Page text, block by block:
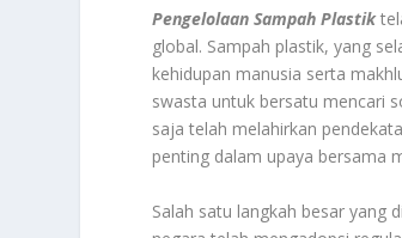
Pengelolaan Sampah Plastik
global. Sampah plastik, yang
kehidupan manusia serta
swasta untuk bersatu mencari
saja telah melahirkan
penting dalam upaya bersama
Salah satu langkah besar yang